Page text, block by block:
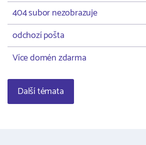
404 subor nezobrazuje
odchozí pošta
Více domén zdarma
Další témata